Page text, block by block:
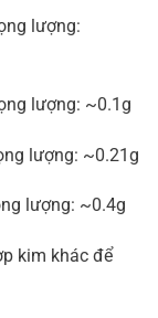
lượng:
lượng: ~0.1g
lượng: ~0.21g
lượng: ~0.4g
kim khác để